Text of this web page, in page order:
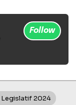
Follow
Legislatif 2024